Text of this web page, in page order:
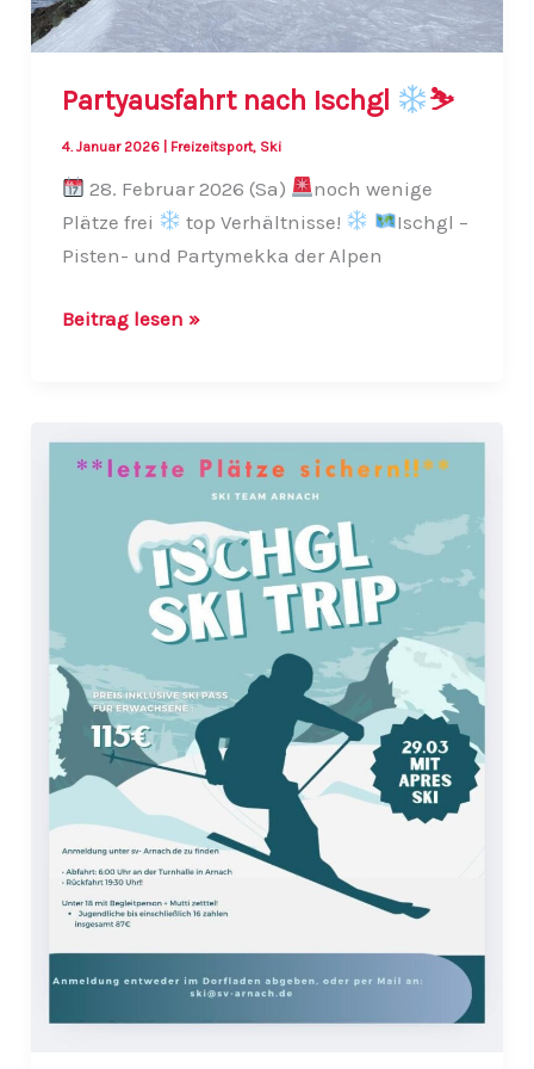
Partyausfahrt nach Ischgl ⛷
4. Januar 2026 Freizeitsport, Ski
28. Februar 2026 (Sa)
noch wenige
Plätze frei
top Verhältnisse!
Ischgl –
Pisten- und Partymekka der Alpen
Partyausfahrt
Beitrag lesen »